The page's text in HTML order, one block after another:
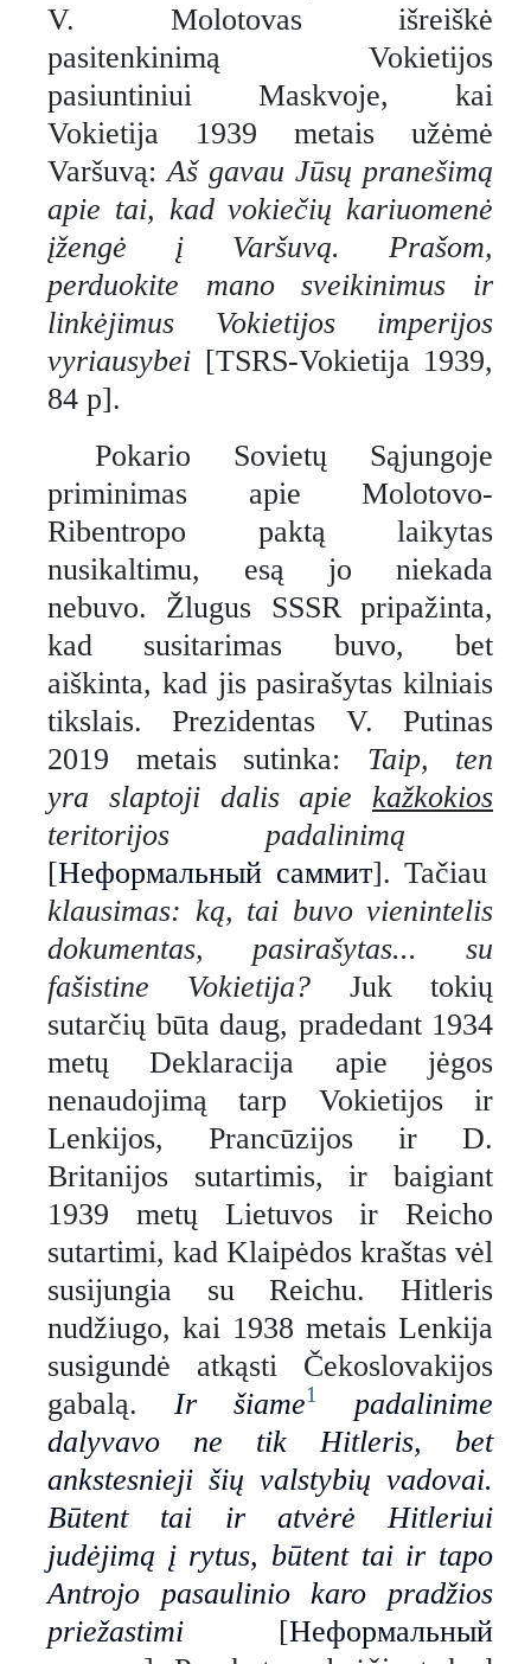
V. Molotovas išreiškė
pasitenkinimą Vokietijos
pasiuntiniui Maskvoje, kai
Vokietija 1939 metais užėmė
Varšuvą: Aš gavau Jūsų pranešimą
apie tai, kad vokiečių kariuomenė
įžengė į Varšuvą. Prašom,
perduokite mano sveikinimus ir
linkėjimus Vokietijos imperijos
vyriausybei [TSRS-Vokietija 1939,
84 p].
Pokario Sovietų Sąjungoje
priminimas apie Molotovo-
Ribentropo paktą laikytas
nusikaltimu, esą jo niekada
nebuvo. Žlugus SSSR pripažinta,
kad susitarimas buvo, bet
aiškinta, kad jis pasirašytas kilniais
tikslais. Prezidentas V. Putinas
2019 metais sutinka: Taip, ten
yra slaptoji dalis apie kažkokios
teritorijos padalinimą
[Неформальный саммит]. Tačiau
klausimas: ką, tai buvo vienintelis
dokumentas, pasirašytas... su
fašistine Vokietija? Juk tokių
sutarčių būta daug, pradedant 1934
metų Deklaracija apie jėgos
nenaudojimą tarp Vokietijos ir
Lenkijos, Prancūzijos ir D.
Britanijos sutartimis, ir baigiant
1939 metų Lietuvos ir Reicho
sutartimi, kad Klaipėdos kraštas vėl
susijungia su Reichu. Hitleris
nudžiugo, kai 1938 metais Lenkija
susigundė atkąsti Čekoslovakijos
gabalą. Ir šiame1
padalinime
dalyvavo ne tik Hitleris, bet
ankstesnieji šių valstybių vadovai.
Būtent tai ir atvėrė Hitleriui
judėjimą į rytus, būtent tai ir tapo
Antrojo pasaulinio karo pradžios
priežastimi
[Неформальный